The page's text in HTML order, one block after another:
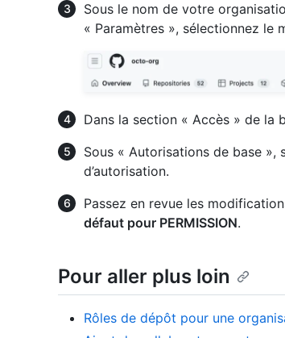
Sous le nom de votre
« Paramètres », sélectionnez le
Dans la section « Accès » de la
Sous « Autorisations de base »,
d’autorisation.
Passez en revue les
défaut pour PERMISSION.
Pour aller plus loin
Rôles de dépôt pour une